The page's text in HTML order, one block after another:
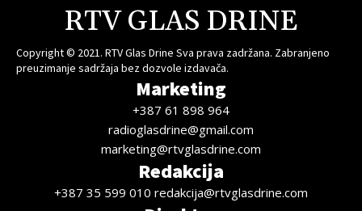
RTV GLAS DRINE
Copyright © 2021. RTV Glas Drine Sva prava zadržana. Zabranjeno
preuzimanje sadržaja bez dozvole izdavača.
Marketing
+387 61 898 964
radioglasdrine@gmail.com
marketing@rtvglasdrine.com
Redakcija
+387 35 599 010 redakcija@rtvglasdrine.com